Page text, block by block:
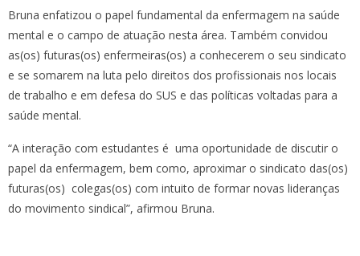
Bruna enfatizou o papel fundamental da enfermagem na saúde
mental e o campo de atuação nesta área. Também convidou
as(os) futuras(os) enfermeiras(os) a conhecerem o seu sindicato
e se somarem na luta pelo direitos dos profissionais nos locais
de trabalho e em defesa do SUS e das políticas voltadas para a
saúde mental.
“A interação com estudantes é uma oportunidade de discutir o
papel da enfermagem, bem como, aproximar o sindicato das(os)
futuras(os) colegas(os) com intuito de formar novas lideranças
do movimento sindical”, afirmou Bruna.